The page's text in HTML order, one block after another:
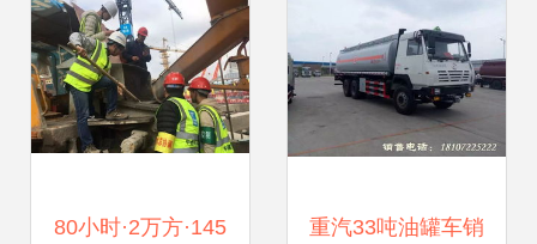
撞击，大货车冲出
护栏侧翻旋转
高效运输新选择
80小时·2万方·145 重汽33吨油罐车销